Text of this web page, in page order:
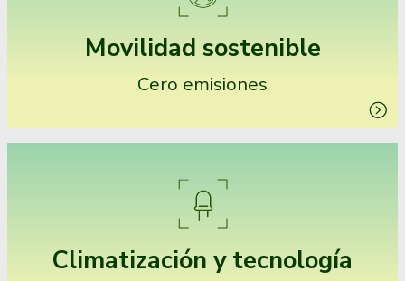
Movilidad sostenible
Cero emisiones
Climatización y tecnología